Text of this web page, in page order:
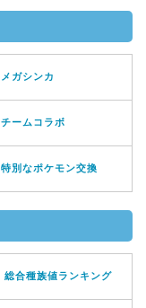
メガシンカ
チームコラボ
特別なポケモン交換
総合種族値ランキング